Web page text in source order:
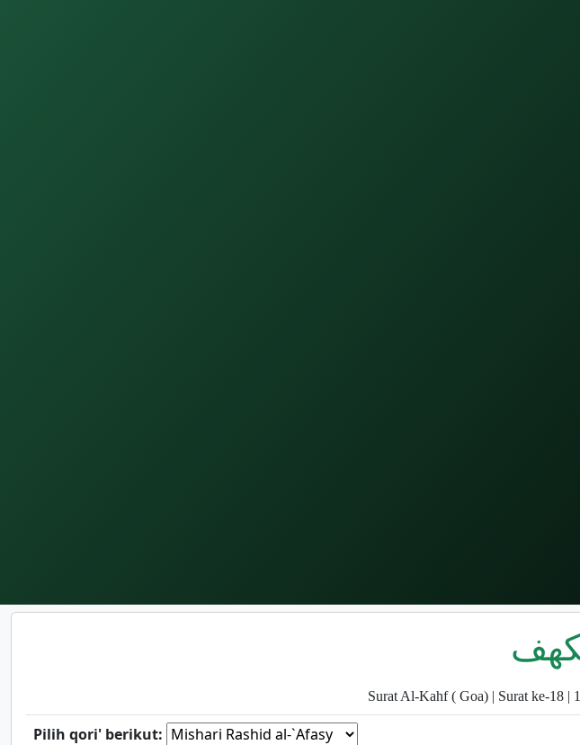
Surat Al-Kahf ( Goa) | Surat ke-18
Pilih qori' berikut: